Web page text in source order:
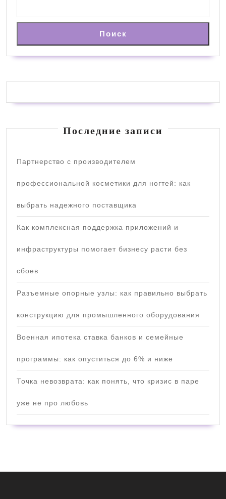
Поиск
Последние записи
Партнерство с производителем
профессиональной косметики для ногтей: как
выбрать надежного поставщика
Как комплексная поддержка приложений и
инфраструктуры помогает бизнесу расти без
сбоев
Разъемные опорные узлы: как правильно выбрать
конструкцию для промышленного оборудования
Военная ипотека ставка банков и семейные
программы: как опуститься до 6% и ниже
Точка невозврата: как понять, что кризис в паре
уже не про любовь